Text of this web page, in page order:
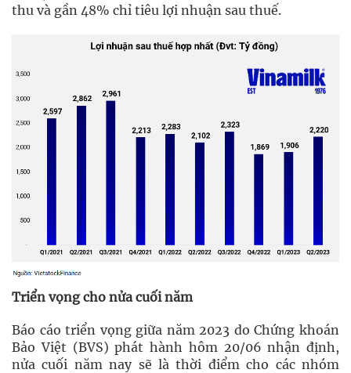
thu và gần 48% chỉ tiêu lợi nhuận sau thuế.
Triển vọng cho nửa cuối năm
Báo cáo triển vọng giữa năm 2023 do Chứng khoán
Bảo Việt (BVS) phát hành hôm 20/06 nhận định,
nửa cuối năm nay sẽ là thời điểm cho các nhóm